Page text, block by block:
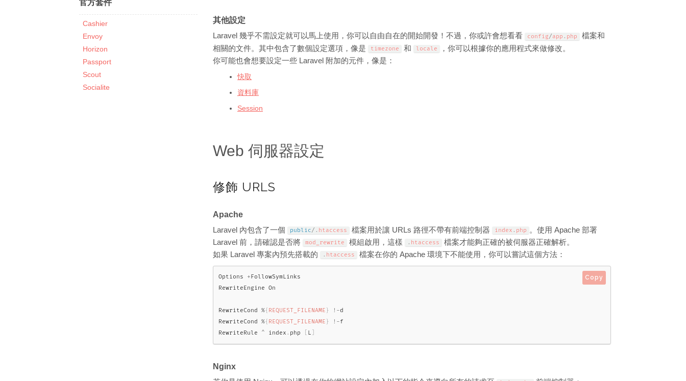
官方套件
Cashier
Envoy
Horizon
Passport
Scout
Socialite
其他設定
Laravel 幾乎不需設定就可以馬上使用，你可以自由自在的開始開發！不過，你或許會想看看 config/app . php
檔案和
相關的文件。其中包含了數個設定選項，像是
timezone 和 locale
，你可以根據你的應用程式來做修改。
你可能也會想要設定一些 Laravel 附加的元件，像是：
快取
資料庫
Session
Web 伺服器設定
修飾 URLS
Apache
Laravel 內包含了一個 public/ . htaccess 檔案用於讓 URLs 路徑不帶有前端控制器 index . php
。使用 Apache 部署
Laravel 前，請確認是否將
mod_rewrite 模組啟用，這樣 . htaccess
檔案才能夠正確的被伺服器正確解析。
如果 Laravel 專案內預先搭載的
. htaccess 檔案在你的 Apache 環境下不能使用，你可以嘗試這個方法：
Options + FollowSymLinks
RewriteEngine On
RewriteCond %{ REQUEST_FILENAME } ! -d
RewriteCond %{ REQUEST_FILENAME } ! -f
RewriteRule ^ index . php L
Copy
Nginx